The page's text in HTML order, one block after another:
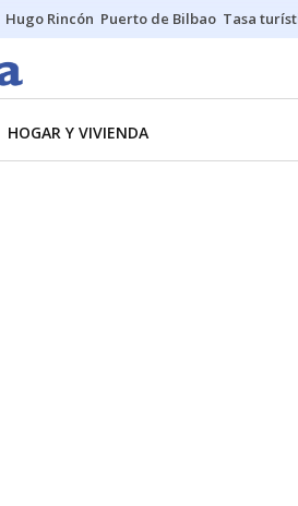
Hugo Rincón Puerto de Bilbao Tasa
HOGAR Y VIVIENDA